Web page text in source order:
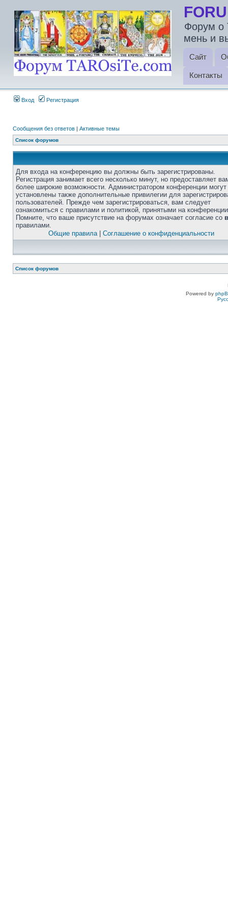
Форум о
мень и
Сайт
Контакты
Вход Регистрация
Сообщения без ответов | Активные темы
Список форумов
Для входа на конференцию вы должны быть зарегистрированы.
Регистрация занимает всего несколько минут, но предоставляет
более широкие возможности. Администратором конференции
установлены также дополнительные привилегии для
пользователей. Прежде чем зарегистрироваться, вам следует
ознакомиться с правилами и политикой, принятыми на
Помните, что ваше присутствие на форумах означает согласие со
правилами.
Общие правила| Соглашение о конфиденциальности
Список форумов
Powered by